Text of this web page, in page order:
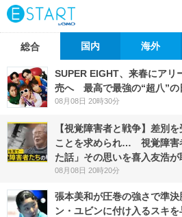
総合 国内 海外
SUPER EIGHT、来春にアリ
売へ 最高で最強の“超八”の
08月08日 20時30分
【視覚障害者と戦争】差別
ことを求められ… 視覚障害
た話」その思いを喜入友浩が
08月08日 20時20分
張本美和が圧巻の強さで準
ン・ユビンに付け入るスキ